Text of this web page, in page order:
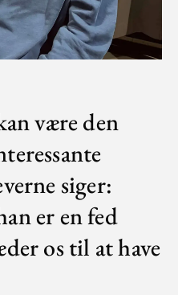
være den
siger:
er en fed
os til at have